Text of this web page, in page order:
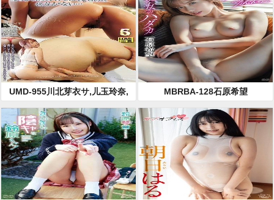
歩,さかい由布,日向
うみ
こ）,稲場るか,若月
みいな,松本菜奈実,
星乃マミ,通野未帆,
山本蓮加,玉木くる
み,葉月もえ,紺野ひ
かる,七海ひな（七
瀬ひな）,若宮はず
き,川菜美鈴,辻井ほ
あやか,冬愛ことね,
宇流木さら,山岸ゆ
り,逢坂りの,本真ゆ
り,星あめり,星仲こ
こみ,川原かなえ,市
川花音,神咲まい,赤
瀬尚子,蘭々,有栖る
UMD-955川北芽衣サ,儿玉玲奈,
百永纱里奈,广仲南,桐谷奈绪,木
下葵（花沢葵）
MBRBA-128石原希望